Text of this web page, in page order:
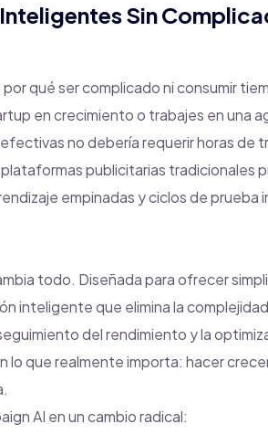
Sin
qué ser complicado ni consumir
en crecimiento o trabajes en una
no debería requerir horas de
publicitarias tradicionales
empinadas y ciclos de
todo. Diseñada para ofrecer
inteligente que elimina la
del rendimiento y la
lo que realmente importa: hacer
AI en un cambio radical: